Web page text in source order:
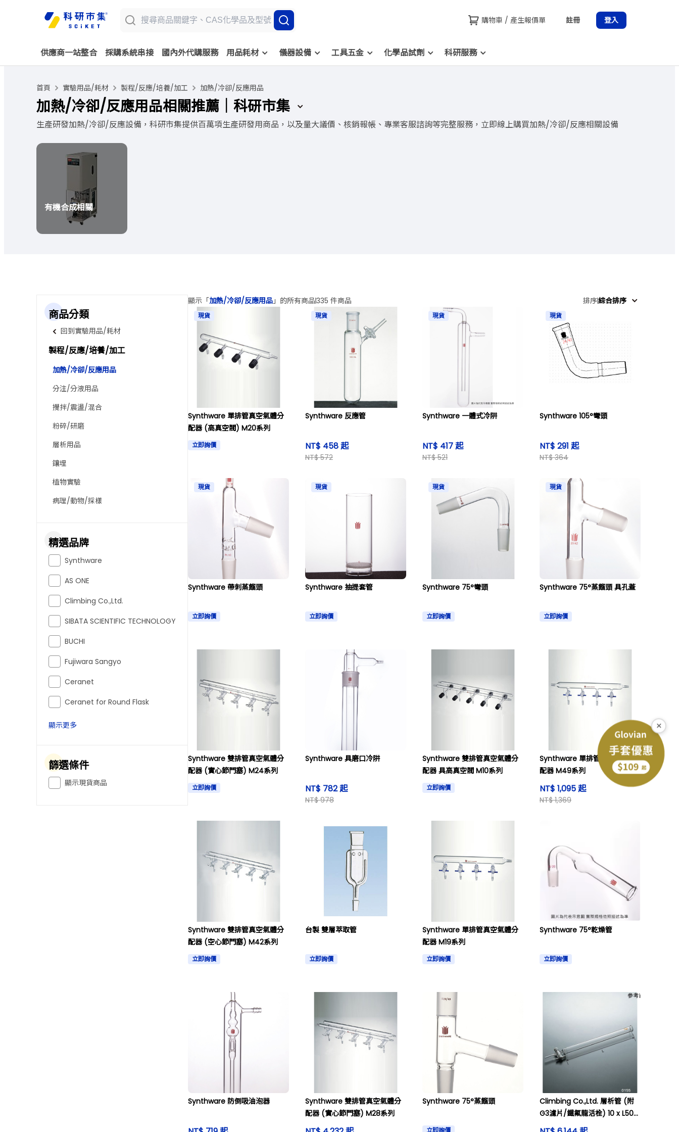
購物車 / 產生報價單 註冊 登入
供應商一站整合 採購系統串接 國內外代購服務 用品耗材 儀器設備 工具五金 化學品試劑 科研服務
首頁 實驗用品/耗材 製程/反應/培養/加工 加熱/冷卻/反應用品
加熱/冷卻/反應用品相關推薦｜科研市集
生產研發加熱/冷卻/反應設備，科研市集提供百萬項生產研發用商品，以及量大議價、核銷報帳、專業客服諮詢等完整服務，立即線上購買加熱/冷卻/反應相關設備
有機合成相關
商品分類
回到實驗用品/耗材
製程/反應/培養/加工
加熱/冷卻/反應用品
分注/分液用品
攪拌/震盪/混合
粉碎/研磨
層析用品
鑲埋
植物實驗
病理/動物/採樣
精選品牌
Synthware
AS ONE
Climbing Co.,Ltd.
SIBATA SCIENTIFIC TECHNOLOGY
BUCHI
Fujiwara Sangyo
Ceranet
Ceranet for Round Flask
顯示更多
篩選條件
顯示現貨商品
顯示「加熱/冷卻/反應用品」的所有商品335 件商品 排序綜合排序
現貨
Synthware 單排管真空氣體分
配器 (高真空閥) M20系列
立即詢價
現貨
Synthware 反應管
NT$ 458 起
NT$ 572
現貨
Synthware 一體式冷阱
NT$ 417 起
NT$ 521
現貨
Synthware 105°彎頭
NT$ 291 起
NT$ 364
現貨
Synthware 帶刺蒸餾頭
立即詢價
現貨
Synthware 抽提套管
立即詢價
現貨
Synthware 75°彎頭
立即詢價
現貨
Synthware 75°蒸餾頭 具孔蓋
立即詢價
Synthware 雙排管真空氣體分
配器 (實心節門塞) M24系列
立即詢價
Synthware 具磨口冷阱
NT$ 782 起
NT$ 978
Synthware 雙排管真空氣體分
配器 具高真空閥 M10系列
立即詢價
Synthware 單排管真空氣體分
配器 M49系列
NT$ 1,095 起
NT$ 1,369
Synthware 雙排管真空氣體分
配器 (空心節門塞) M42系列
立即詢價
台製 雙層萃取管
立即詢價
Synthware 單排管真空氣體分
配器 M19系列
立即詢價
Synthware 75°乾燥管
立即詢價
Synthware 防倒吸油泡器
Synthware 雙排管真空氣體分
配器 (實心節門塞) M28系列
Synthware 75°蒸餾頭
立即詢價
Climbing Co.,Ltd. 層析管 (附
G3濾片/鐵氟龍活栓) 10 x L500
及其他
×